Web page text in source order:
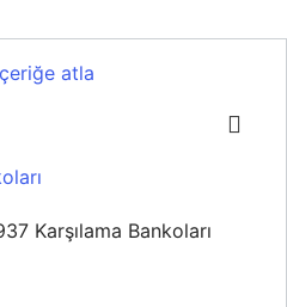
atla
Karşılama Bankoları